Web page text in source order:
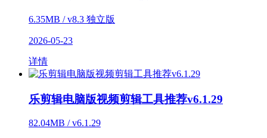
6.35MB / v8.3 独立版
2026-05-23
详情
乐剪辑电脑版视频剪辑工具推荐v6.1.29
82.04MB / v6.1.29